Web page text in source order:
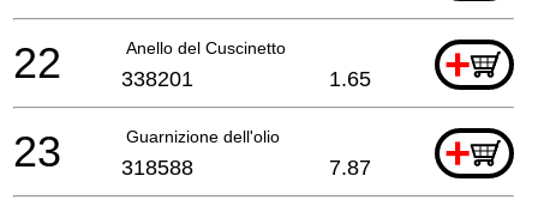
Anello del Cuscinetto +
22 338201 1.65
Guarnizione dell'olio +
23 318588 7.87